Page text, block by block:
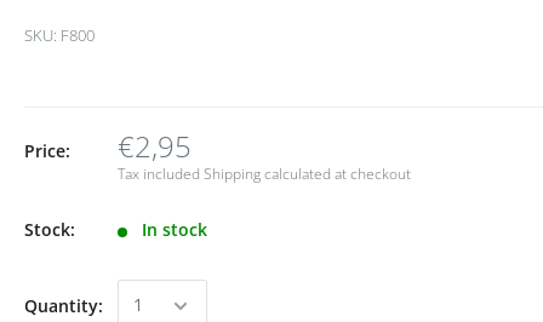
SKU: F800
Price: €2,95
Tax included Shipping calculated at checkout
Stock: In stock
Quantity: